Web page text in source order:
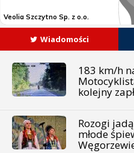
Wiadomości
183 km/h
kolejny
Rozogi
młode